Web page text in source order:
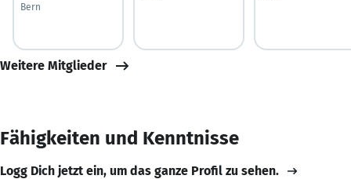
Bern
Weitere Mitglieder
Fähigkeiten und Kenntnisse
Logg Dich jetzt ein, um das ganze Profil zu sehen.